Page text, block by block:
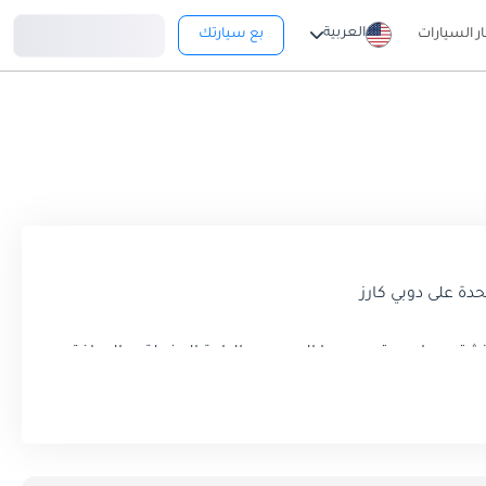
السيارات العربية بع سيارتك
بياجيو بتصميمها المدمج ، والراحة المذهلة ، والمرافق
يسلط الضوء على نماذجها الرئيسية وميزاتها الرئيسية